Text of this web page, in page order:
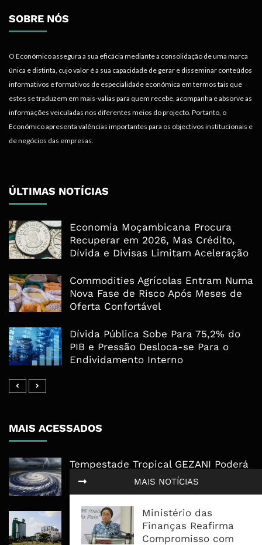
MAIS NOTÍCIAS
Ministério das
Finanças Reafirma
Compromisso com
SOBRE NÓS
O Económico assegura a sua eficácia mediante a consolidação de uma marca
única e distinta, cujo valor é a sua capacidade de gerar e disseminar conteúdos
informativos e formativos de especialidade económica em termos tais que
estes se traduzem em mais-valias para quem recebe, acompanha e absorve as
informações veiculadas nos diferentes meios do projecto. Portanto, o
Económico apresenta valências importantes para os objectivos institucionais e
de negócios das empresas.
ÚLTIMAS NOTÍCIAS
Economia Moçambicana Procura
Recuperar em 2026, Mas Crédito,
Dívida e Divisas Limitam Aceleração
Commodities Agrícolas Entram Numa
Nova Fase de Risco Após Meses de
Oferta Confortável
Dívida Pública Sobe Para 75,2% do
PIB e Pressão Desloca-se Para o
Endividamento Interno
MAIS ACESSADOS
Tempestade Tropical GEZANI Poderá
Afectar Mais De Um Milhão De
Governo admite nova operadora
para a Mozal após suspensão das